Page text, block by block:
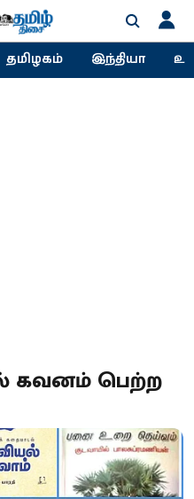
தமிழகம் இந்தியா
ல் கவனம் பெற்ற